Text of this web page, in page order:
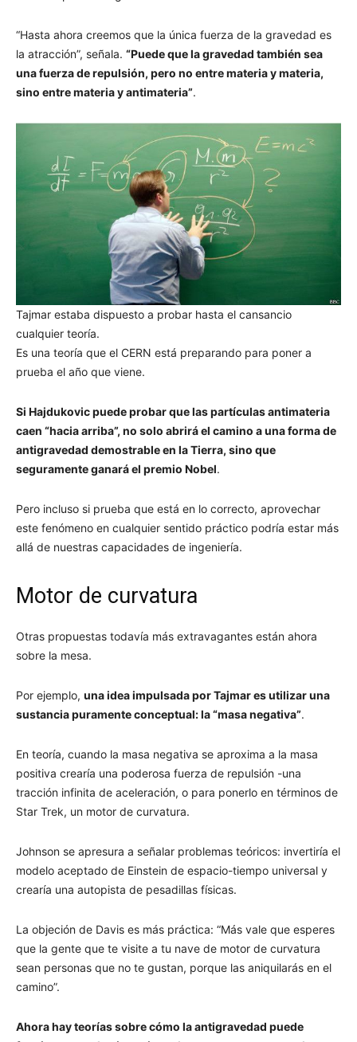
“Hasta ahora creemos que la única fuerza de la gravedad es
la atracción”, señala. “Puede que la gravedad también sea
una fuerza de repulsión, pero no entre materia y materia,
sino entre materia y antimateria”.
Tajmar estaba dispuesto a probar hasta el cansancio
cualquier teoría.
Es una teoría que el CERN está preparando para poner a
prueba el año que viene.
Si Hajdukovic puede probar que las partículas antimateria
caen “hacia arriba”, no solo abrirá el camino a una forma de
antigravedad demostrable en la Tierra, sino que
seguramente ganará el premio Nobel.
Pero incluso si prueba que está en lo correcto, aprovechar
este fenómeno en cualquier sentido práctico podría estar más
allá de nuestras capacidades de ingeniería.
Motor de curvatura
Otras propuestas todavía más extravagantes están ahora
sobre la mesa.
Por ejemplo, una idea impulsada por Tajmar es utilizar una
sustancia puramente conceptual: la “masa negativa”.
En teoría, cuando la masa negativa se aproxima a la masa
positiva crearía una poderosa fuerza de repulsión -una
tracción infinita de aceleración, o para ponerlo en términos de
Star Trek, un motor de curvatura.
Johnson se apresura a señalar problemas teóricos: invertiría el
modelo aceptado de Einstein de espacio-tiempo universal y
crearía una autopista de pesadillas físicas.
La objeción de Davis es más práctica: “Más vale que esperes
que la gente que te visite a tu nave de motor de curvatura
sean personas que no te gustan, porque las aniquilarás en el
camino”.
Ahora hay teorías sobre cómo la antigravedad puede